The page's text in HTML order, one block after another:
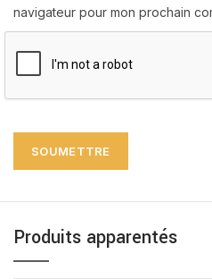
navigateur pour mon prochain
Produits apparentés